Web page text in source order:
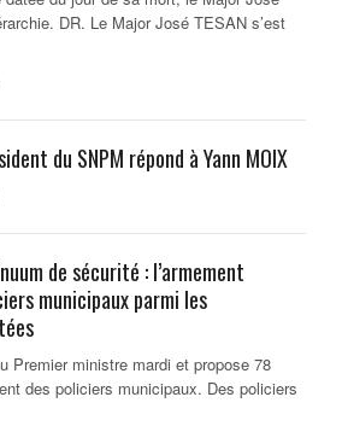
DR. Le Major José TESAN s’est
du SNPM répond à Yann MOIX
de sécurité : l’armement
municipaux parmi les
Premier ministre mardi et propose 78
des policiers municipaux. Des policiers